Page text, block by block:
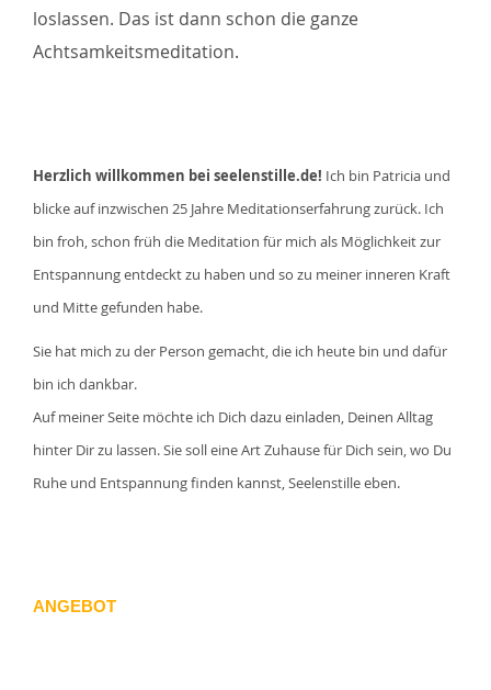
loslassen. Das ist dann schon die ganze
Achtsamkeitsmeditation.
Herzlich willkommen bei seelenstille.de! Ich bin Patricia und
blicke auf inzwischen 25 Jahre Meditationserfahrung zurück. Ich
bin froh, schon früh die Meditation für mich als Möglichkeit zur
Entspannung entdeckt zu haben und so zu meiner inneren Kraft
und Mitte gefunden habe.
Sie hat mich zu der Person gemacht, die ich heute bin und dafür
bin ich dankbar.
Auf meiner Seite möchte ich Dich dazu einladen, Deinen Alltag
hinter Dir zu lassen. Sie soll eine Art Zuhause für Dich sein, wo Du
Ruhe und Entspannung finden kannst, Seelenstille eben.
ANGEBOT